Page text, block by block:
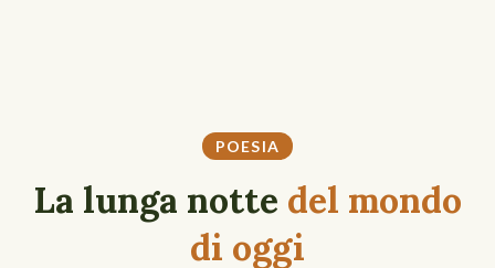
POESIA
La lunga notte del mondo
di oggi